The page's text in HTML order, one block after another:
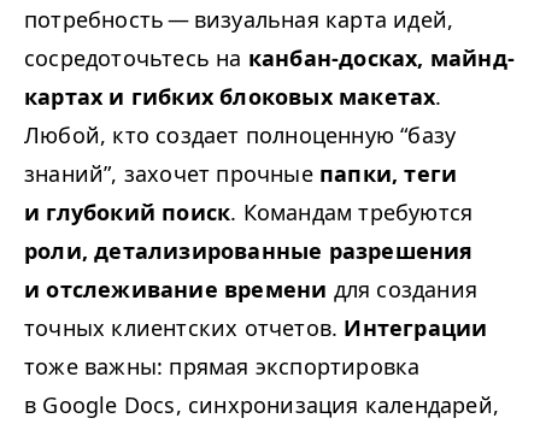
потребность — визуальная карта идей,
сосредоточьтесь на канбан-досках, майнд-
картах и гибких блоковых макетах.
Любой, кто создает полноценную“базу
знаний”, захочет прочные папки, теги
и глубокий поиск. Командам требуются
роли, детализированные разрешения
и отслеживание времени для создания
точных клиентских отчетов. Интеграции
тоже важны: прямая экспортировка
в Google Docs, синхронизация календарей,